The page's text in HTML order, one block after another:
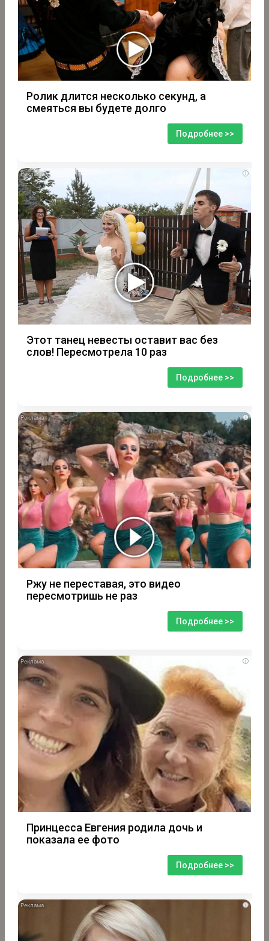
Ролик длится несколько секунд, а
смеяться вы будете долго
Подробнее >>
i
Этот танец невесты оставит вас без
слов! Пересмотрела 10 раз
Подробнее >>
i
Ржу не переставая, это видео
пересмотришь не раз
Подробнее >>
i
Принцесса Евгения родила дочь и
показала ее фото
Подробнее >>
i